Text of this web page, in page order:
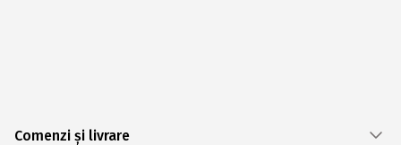
Comenzi și livrare